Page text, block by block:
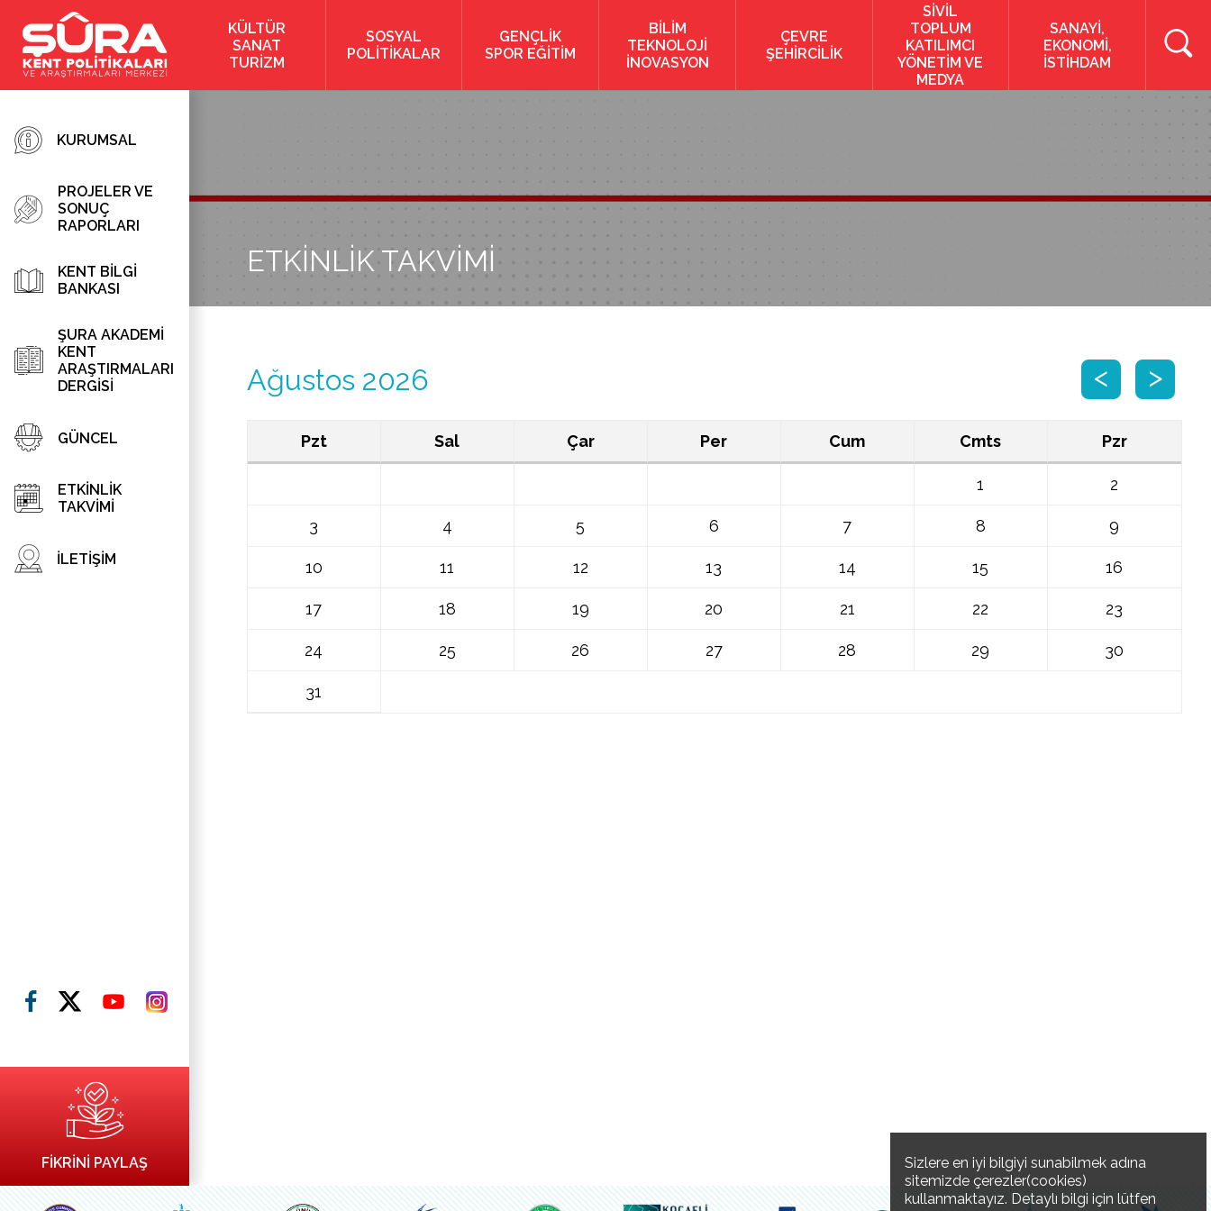
KÜLTÜR
SANAT
TURİZM
SOSYAL
POLİTİKALAR
GENÇLİK
SPOR EĞİTİM
BİLİM
TEKNOLOJİ
İNOVASYON
ÇEVRE
ŞEHİRCİLİK
SİVİL
TOPLUM
KATILIMCI
YÖNETİM VE
MEDYA
SANAYİ,
EKONOMİ,
İSTİHDAM
KURUMSAL
PROJELER VE
SONUÇ
RAPORLARI
KENT BİLGİ
BANKASI
ŞURA AKADEMİ
KENT
ARAŞTIRMALARI
DERGİSİ
GÜNCEL
ETKİNLİK
TAKVİMİ
İLETİŞİM
FİKRİNİ PAYLAŞ
ETKİNLİK TAKVİMİ
Ağustos 2026 < >
Pzt Sal Çar Per Cum Cmts Pzr
1 2
3 4 5 6 7 8 9
10 11 12 13 14 15 16
17 18 19 20 21 22 23
24 25 26 27 28 29 30
31
Sizlere en iyi bilgiyi sunabilmek adına
sitemizde çerezler(cookies)
kullanmaktayız. Detaylı bilgi için lütfen